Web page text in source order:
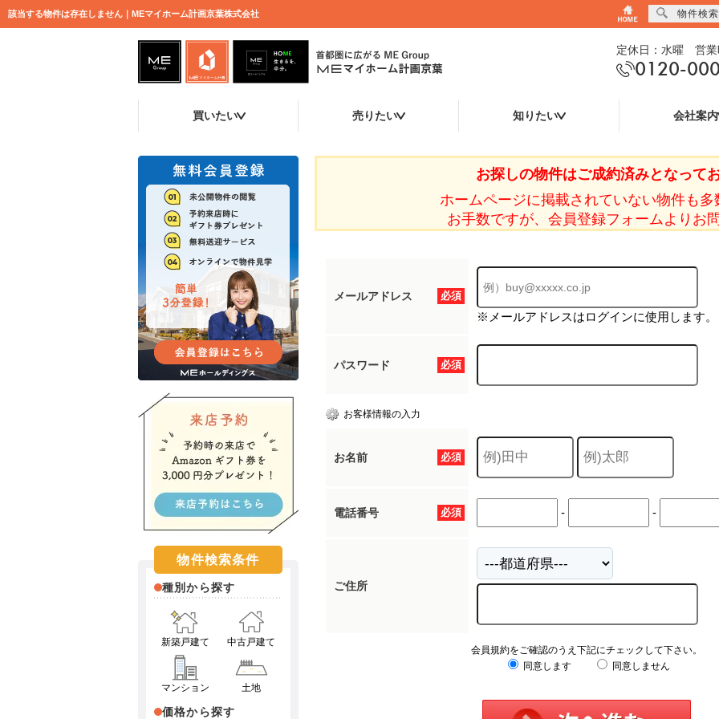
該当する物件は存在しません｜MEマイホーム計画京葉株式会社
定休日：水曜 営業
0120-
買いたい 売りたい 知りたい 会社案内
お探しの物件はご成約済みとなってお
ホームページに掲載されていない物件も多
お手数ですが、会員登録フォームよりお
必須
メールアドレス
※メールアドレスはログインに使用します。
必須
パスワード
お客様情報の入力
必須
お名前
必須
電話番号 - -
ご住所
会員規約をご確認のうえ下記にチェックして下さい。
同意します
同意しません
物件検索条件
種別から探す
新築戸建て 中古戸建て
マンション 土地
価格から探す
物件検索